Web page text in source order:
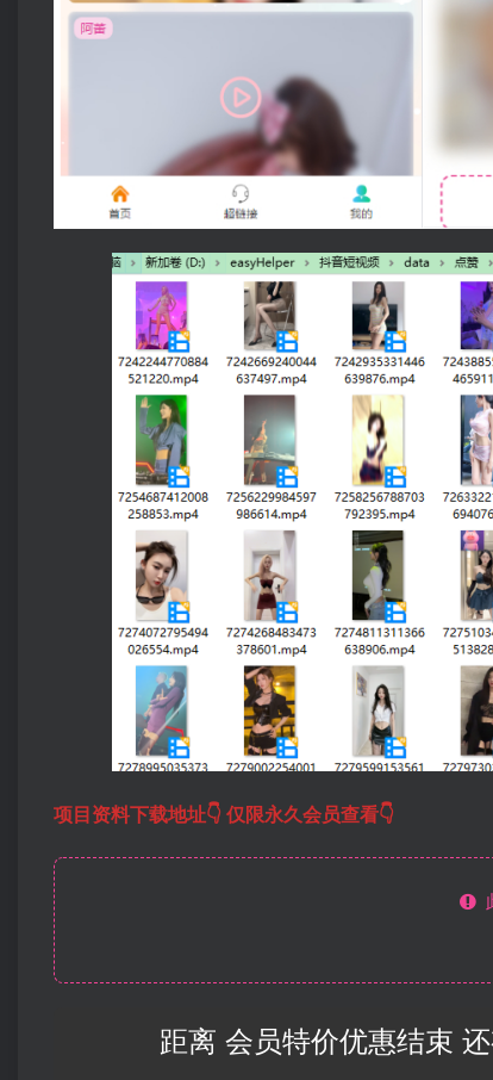
项目资料下载地址👇 仅限永久会员查看👇
距离 会员特价优惠结束